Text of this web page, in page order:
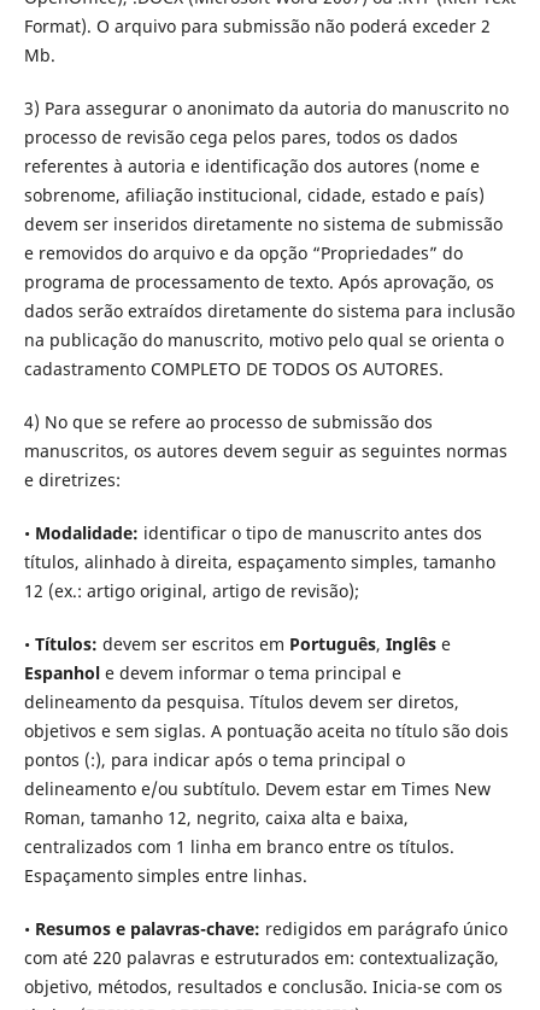
Format). O arquivo para submissão não poderá exceder 2
Mb.
3) Para assegurar o anonimato da autoria do manuscrito no
processo de revisão cega pelos pares, todos os dados
referentes à autoria e identificação dos autores (nome e
sobrenome, afiliação institucional, cidade, estado e país)
devem ser inseridos diretamente no sistema de submissão
e removidos do arquivo e da opção “Propriedades” do
programa de processamento de texto. Após aprovação, os
dados serão extraídos diretamente do sistema para inclusão
na publicação do manuscrito, motivo pelo qual se orienta o
cadastramento COMPLETO DE TODOS OS AUTORES.
4) No que se refere ao processo de submissão dos
manuscritos, os autores devem seguir as seguintes normas
e diretrizes:
• Modalidade: identificar o tipo de manuscrito antes dos
títulos, alinhado à direita, espaçamento simples, tamanho
12 (ex.: artigo original, artigo de revisão);
• Títulos: devem ser escritos em Português, Inglêse
Espanhole devem informar o tema principal e
delineamento da pesquisa. Títulos devem ser diretos,
objetivos e sem siglas. A pontuação aceita no título são dois
pontos (:), para indicar após o tema principal o
delineamento e/ou subtítulo. Devem estar em Times New
Roman, tamanho 12, negrito, caixa alta e baixa,
centralizados com 1 linha em branco entre os títulos.
Espaçamento simples entre linhas.
• Resumos e palavras-chave: redigidos em parágrafo único
com até 220 palavras e estruturados em: contextualização,
objetivo, métodos, resultados e conclusão. Inicia-se com os